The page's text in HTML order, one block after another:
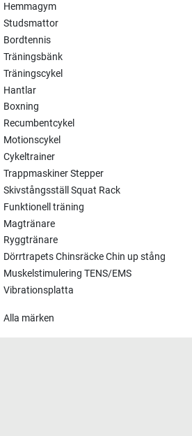
Hemmagym
Studsmattor
Bordtennis
Träningsbänk
Träningscykel
Hantlar
Boxning
Recumbentcykel
Motionscykel
Cykeltrainer
Trappmaskiner Stepper
Skivstångsställ Squat Rack
Funktionell träning
Magtränare
Ryggtränare
Dörrtrapets Chinsräcke Chin up stång
Muskelstimulering TENS/EMS
Vibrationsplatta
Alla märken